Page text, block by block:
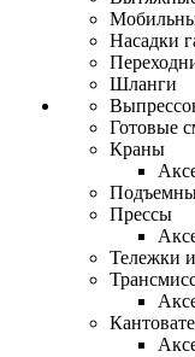
Насадки
Шланги
Готовые
Краны
Прессы
Тележки